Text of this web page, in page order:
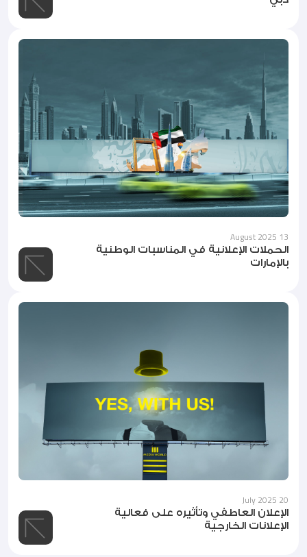
13 August 2025
الحملات الإعلانية في المناسبات الوطنية
بالإمارات
20 July 2025
الإعلان العاطفي وتأثيره على فعالية
الإعلانات الخارجية